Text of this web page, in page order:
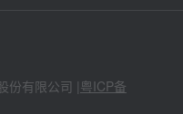
份有限公司 |粤ICP备